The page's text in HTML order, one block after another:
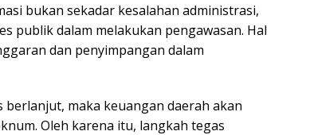
bukan sekadar kesalahan administrasi,
publik dalam melakukan pengawasan. Hal
dan penyimpangan dalam
maka keuangan daerah akan
Oleh karena itu, langkah tegas